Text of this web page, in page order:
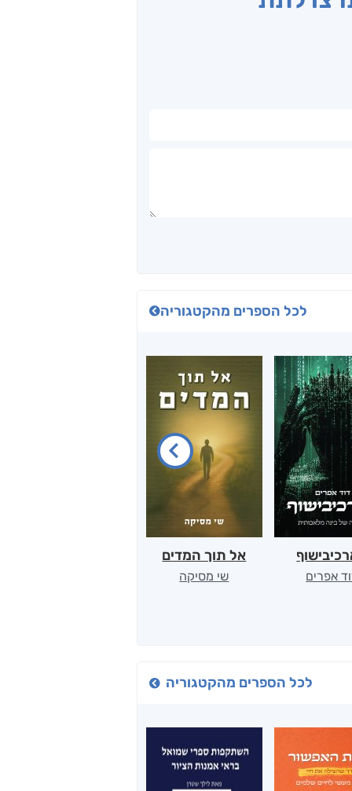
לכל הספרים מהקטגוריה
אפרים
אל תוך המדים
שי מסיקה
לכל הספרים מהקטגוריה